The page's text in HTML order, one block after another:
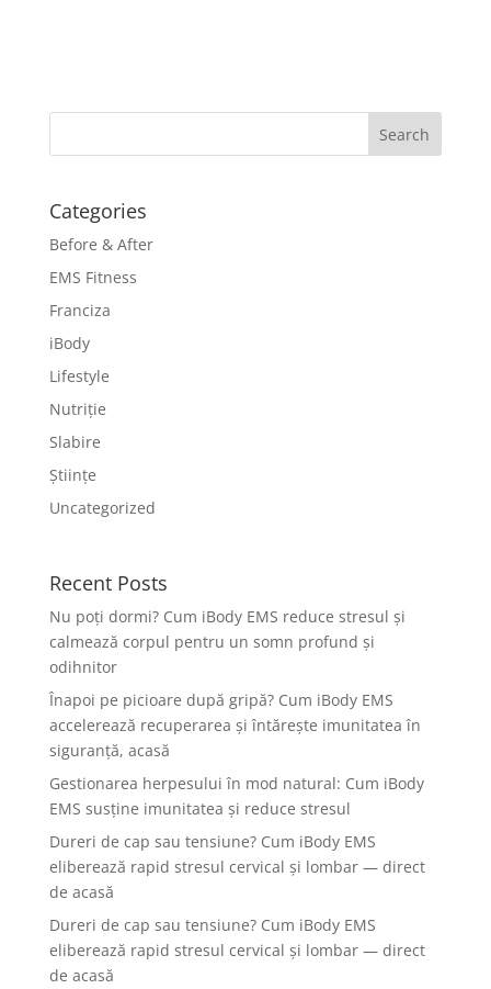
Categories
Before & After
EMS Fitness
Franciza
iBody
Lifestyle
Nutriție
Slabire
Științe
Uncategorized
Recent Posts
Nu poți dormi? Cum iBody EMS reduce stresul și
calmează corpul pentru un somn profund și
odihnitor
Înapoi pe picioare după gripă? Cum iBody EMS
accelerează recuperarea și întărește imunitatea în
siguranță, acasă
Gestionarea herpesului în mod natural: Cum iBody
EMS susține imunitatea și reduce stresul
Dureri de cap sau tensiune? Cum iBody EMS
eliberează rapid stresul cervical și lombar — direct
de acasă
Dureri de cap sau tensiune? Cum iBody EMS
eliberează rapid stresul cervical și lombar — direct
de acasă